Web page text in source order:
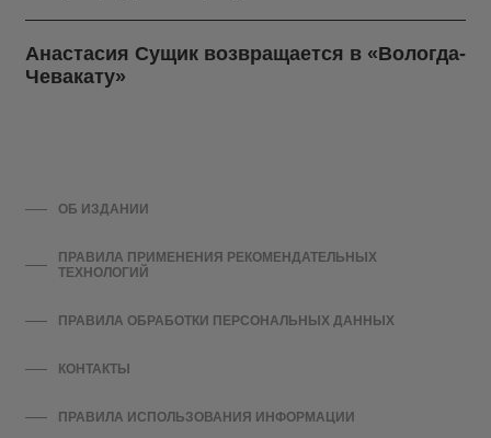
Анастасия Сущик возвращается в «Вологда-
Чевакату»
ОБ ИЗДАНИИ
ПРАВИЛА ПРИМЕНЕНИЯ РЕКОМЕНДАТЕЛЬНЫХ
ТЕХНОЛОГИЙ
ПРАВИЛА ОБРАБОТКИ ПЕРСОНАЛЬНЫХ ДАННЫХ
КОНТАКТЫ
ПРАВИЛА ИСПОЛЬЗОВАНИЯ ИНФОРМАЦИИ